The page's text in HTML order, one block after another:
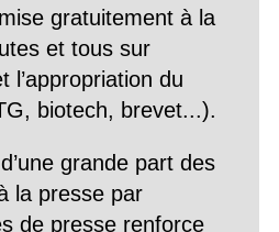
gratuitement à la
et tous sur
l’appropriation du
biotech, brevet...).
grande part des
la presse par
de presse renforce